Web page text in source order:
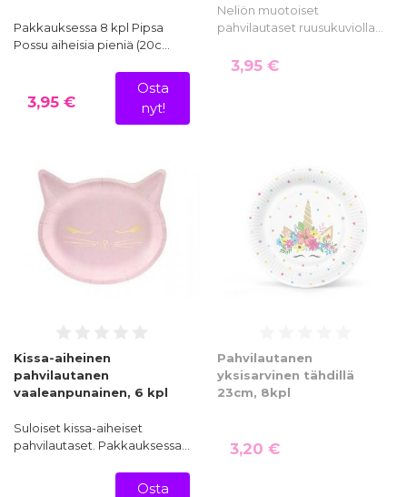
Pakkauksessa 8 kpl Pipsa
Possu aiheisia pieniä (20c…
3,95 €
Osta
nyt!
Neliön muotoiset
pahvilautaset ruusukuviolla…
3,95 €
Kissa-aiheinen
pahvilautanen
vaaleanpunainen, 6 kpl
Suloiset kissa-aiheiset
pahvilautaset. Pakkauksessa…
Osta
Pahvilautanen
yksisarvinen tähdillä
23cm, 8kpl
3,20 €